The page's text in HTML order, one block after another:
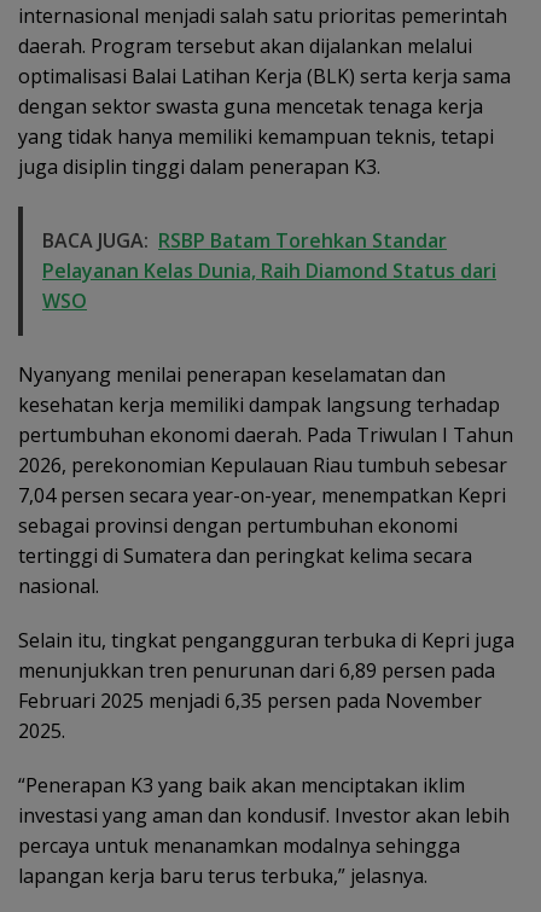
internasional menjadi salah satu prioritas pemerintah
daerah. Program tersebut akan dijalankan melalui
optimalisasi Balai Latihan Kerja (BLK) serta kerja sama
dengan sektor swasta guna mencetak tenaga kerja
yang tidak hanya memiliki kemampuan teknis, tetapi
juga disiplin tinggi dalam penerapan K3.
BACA JUGA: RSBP Batam Torehkan Standar
Pelayanan Kelas Dunia, Raih Diamond Status dari
WSO
Nyanyang menilai penerapan keselamatan dan
kesehatan kerja memiliki dampak langsung terhadap
pertumbuhan ekonomi daerah. Pada Triwulan I Tahun
2026, perekonomian Kepulauan Riau tumbuh sebesar
7,04 persen secara year-on-year, menempatkan Kepri
sebagai provinsi dengan pertumbuhan ekonomi
tertinggi di Sumatera dan peringkat kelima secara
nasional.
Selain itu, tingkat pengangguran terbuka di Kepri juga
menunjukkan tren penurunan dari 6,89 persen pada
Februari 2025 menjadi 6,35 persen pada November
2025.
“Penerapan K3 yang baik akan menciptakan iklim
investasi yang aman dan kondusif. Investor akan lebih
percaya untuk menanamkan modalnya sehingga
lapangan kerja baru terus terbuka,” jelasnya.